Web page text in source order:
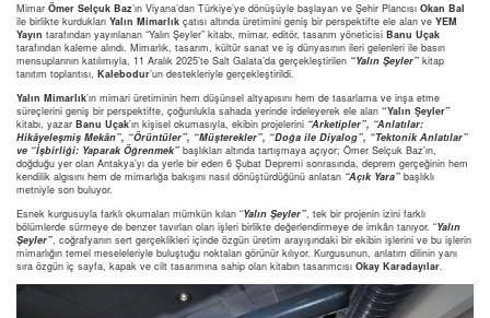
Mimar Ömer Selçuk Baz’ın Viyana’dan Türkiye’ye dönüşüyle başlayan ve Şehir Plancısı Okan Bal
ile birlikte kurdukları Yalın Mimarlık çatısı altında üretimini geniş bir perspektifte ele alan ve YEM
Yayın tarafından yayınlanan “Yalın Şeyler” kitabı, mimar, editör, tasarım yöneticisi Banu Uçak
tarafından kaleme alındı. Mimarlık, tasarım, kültür sanat ve iş dünyasının ileri gelenleri ile basın
mensuplarının katılımıyla, 11 Aralık 2025’te Salt Galata’da gerçekleştirilen “Yalın Şeyler” kitap
tanıtım toplantısı, Kalebodur’un destekleriyle gerçekleştirildi.
Yalın Mimarlık’ın mimari üretiminin hem düşünsel altyapısını hem de tasarlama ve inşa etme
süreçlerini geniş bir perspektifte, çoğunlukla sahada yerinde irdeleyerek ele alan “Yalın Şeyler”
kitabı, yazar Banu Uçak’ın kişisel okumasıyla, ekibin projelerini “Arketipler”, “Anlatılar:
Hikâyeleşmiş Mekân”, “Örüntüler”, “Müşterekler”, “Doğa ile Diyalog”, “TektonikAnlatılar”
ve “İşbirliği: Yaparak Öğrenmek” başlıkları altında tartışmaya açıyor; Ömer Selçuk Baz’ın,
doğduğu yer olan Antakya’yı da yerle bir eden 6 Şubat Depremi sonrasında, deprem gerçeğinin hem
kendilik algısını hem de mimarlığa bakışını nasıl dönüştürdüğünü anlatan “Açık Yara” başlıklı
metniyle son buluyor.
Esnek kurgusuyla farklı okumaları mümkün kılan “Yalın Şeyler”, tek bir projenin izini farklı
bölümlerde sürmeye de benzer tavırları olan işleri birlikte değerlendirmeye de imkân tanıyor. “Yalın
Şeyler”, coğrafyanın sert gerçeklikleri içinde özgün üretim arayışındaki bir ekibin işlerini ve bu işlerin
mimarlığın temel meseleleriyle buluştuğu noktaları görünür kılıyor. Kurgusunun, anlatım dilinin yanı
sıra özgün iç sayfa, kapak ve cilt tasarımına sahip olan kitabın tasarımcısı Okay Karadayılar.